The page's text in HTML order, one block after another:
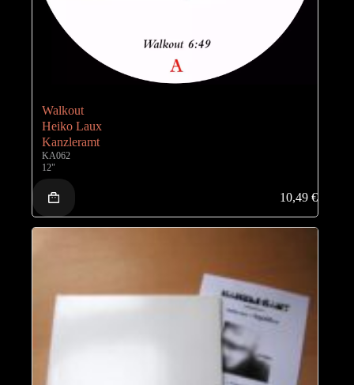
Walkout
Heiko Laux
Kanzleramt
KA062
12"
10,49€